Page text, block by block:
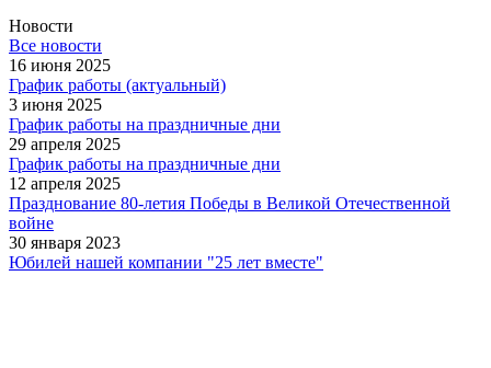
Новости
Все новости
16 июня 2025
График работы (актуальный)
3 июня 2025
График работы на праздничные дни
29 апреля 2025
График работы на праздничные дни
12 апреля 2025
Празднование 80-летия Победы в Великой Отечественной
войне
30 января 2023
Юбилей нашей компании "25 лет вместе"